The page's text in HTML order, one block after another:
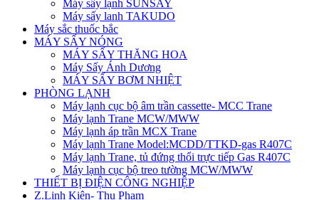
Máy sấy lạnh SUNSAY
Máy sấy lanh TAKUDO
Máy sắc thuốc bắc
MÁY SẤY NÓNG
MÁY SẤY THĂNG HOA
Máy Sấy Ánh Dương
MÁY SẤY BƠM NHIỆT
PHÒNG LẠNH
Máy lạnh cục bộ âm trần cassette- MCC Trane
Máy lạnh Trane MCW/MWW
Máy lạnh áp trần MCX Trane
Máy lạnh Trane Model:MCDD/TTKD-gas R407C
Máy lạnh Trane, tủ đứng thổi trực tiếp Gas R407C
Máy lạnh cục bộ treo tường MCW/MWW
THIẾT BỊ ĐIỆN CÔNG NGHIỆP
Z.Linh Kiện- Thu Phạm